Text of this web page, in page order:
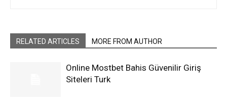
RELATED ARTICLES MORE FROM AUTHOR
Online Mostbet Bahis Güvenilir Giriş
Siteleri Turk